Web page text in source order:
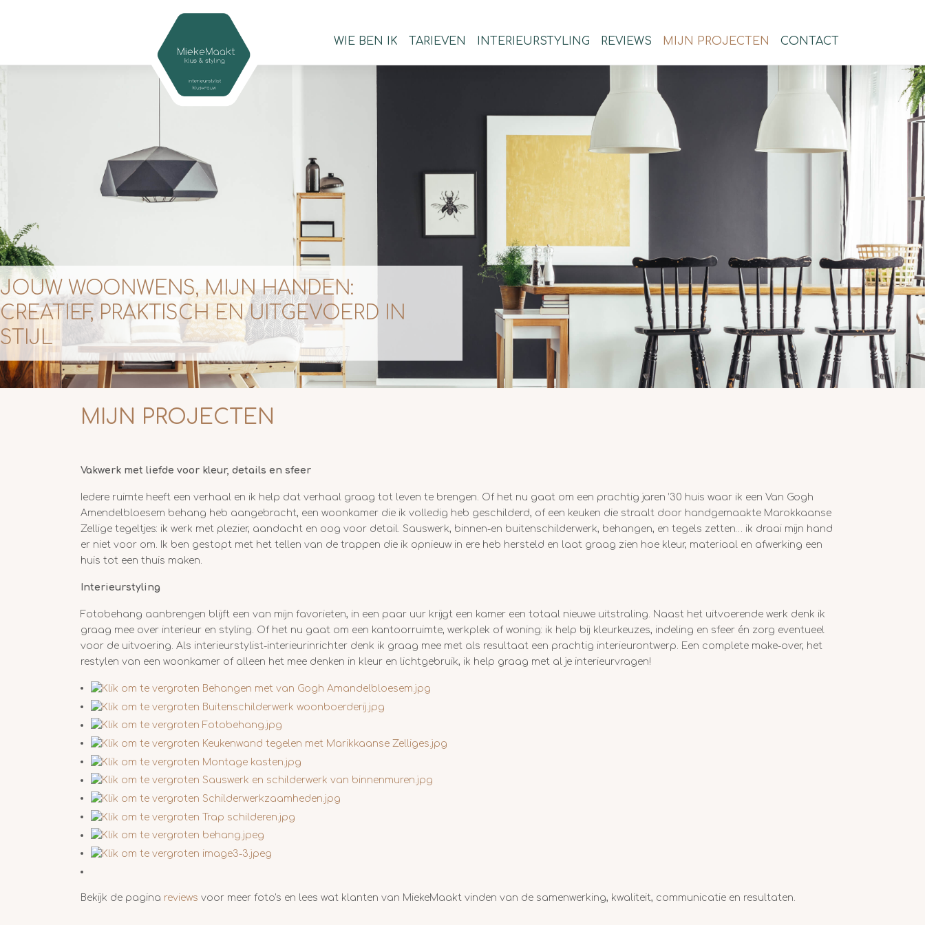
WIE BEN IK TARIEVEN INTERIEURSTYLING REVIEWS MIJN PROJECTEN CONTACT
JOUW WOONWENS, MIJN HANDEN:
CREATIEF, PRAKTISCH EN UITGEVOERD IN
STIJL
MIJN PROJECTEN
Vakwerk met liefde voor kleur, details en sfeer
Iedere ruimte heeft een verhaal en ik help dat verhaal graag tot leven te brengen. Of het nu gaat om een prachtig jaren ’30 huis waar ik een Van Gogh
Amendelbloesem behang heb aangebracht, een woonkamer die ik volledig heb geschilderd, of een keuken die straalt door handgemaakte Marokkaanse
Zellige tegeltjes: ik werk met plezier, aandacht en oog voor detail. Sauswerk, binnen-en buitenschilderwerk, behangen, en tegels zetten… ik draai mijn hand
er niet voor om. Ik ben gestopt met het tellen van de trappen die ik opnieuw in ere heb hersteld en laat graag zien hoe kleur, materiaal en afwerking een
huis tot een thuis maken.
Interieurstyling
Fotobehang aanbrengen blijft een van mijn favorieten, in een paar uur krijgt een kamer een totaal nieuwe uitstraling. Naast het uitvoerende werk denk ik
graag mee over interieur en styling. Of het nu gaat om een kantoorruimte, werkplek of woning: ik help bij kleurkeuzes, indeling en sfeer én zorg eventueel
voor de uitvoering. Als interieurstylist-interieurinrichter denk ik graag mee met als resultaat een prachtig interieurontwerp. Een complete make-over, het
restylen van een woonkamer of alleen het mee denken in kleur en lichtgebruik, ik help graag met al je interieurvragen!
Bekijk de pagina reviews voor meer foto's en lees wat klanten van MiekeMaakt vinden van de samenwerking, kwaliteit, communicatie en resultaten.